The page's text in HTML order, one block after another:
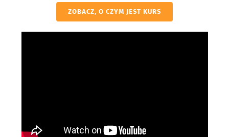
ZOBACZ, O CZYM JEST KURS